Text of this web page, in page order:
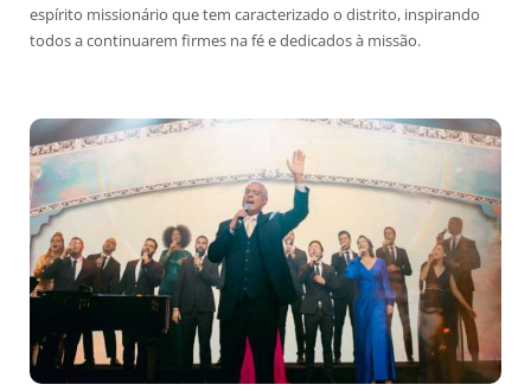
espírito missionário que tem caracterizado o distrito, inspirando
todos a continuarem firmes na fé e dedicados à missão.